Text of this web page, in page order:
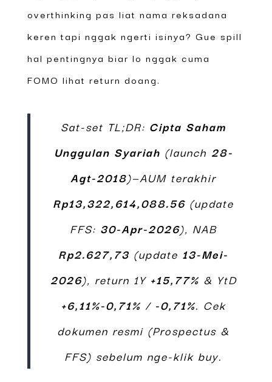
overthinking pas liat nama reksadana
keren tapi nggak ngerti isinya? Gue spill
hal pentingnya biar lo nggak cuma
FOMO lihat return doang.
Sat-set TL;DR: Cipta Saham
Unggulan Syariah (launch 28-
Agt-2018)—AUM terakhir
Rp13,322,614,088.56 (update
FFS: 30-Apr-2026), NAB
Rp2.627,73 (update 13-Mei-
2026), return 1Y +15,77% & YtD
+6,11%-0,71% / -0,71%. Cek
dokumen resmi (Prospectus &
FFS) sebelum nge-klik buy.